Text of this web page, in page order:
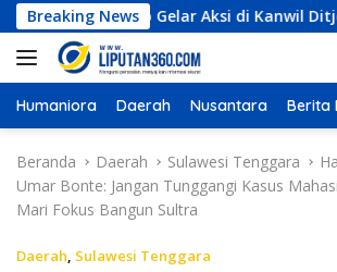
a
g
u
Breaking News
Siap Gelar Aksi di Kanwil Ditjenpas
Humaniora Daerah Nusantara Berita
Beranda Daerah Sulawesi Tenggara
Umar Bonte: Jangan Tunggangi Kasus
Mari Fokus Bangun Sultra
Daerah, Sulawesi Tenggara